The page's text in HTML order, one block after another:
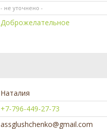
- не уточнено -
Доброжелательное
Наталия
+7-796-449-27-73
assglushchenko@gmail.com